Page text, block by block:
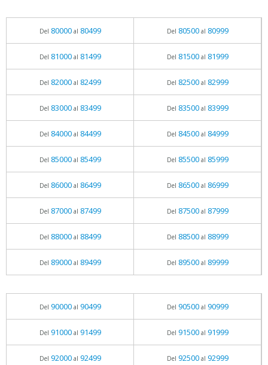
Del 80000al 80499 Del 80500al 80999
Del 81000al 81499 Del 81500al 81999
Del 82000al 82499 Del 82500al 82999
Del 83000al 83499 Del 83500al 83999
Del 84000al 84499 Del 84500al 84999
Del 85000al 85499 Del 85500al 85999
Del 86000al 86499 Del 86500al 86999
Del 87000al 87499 Del 87500al 87999
Del 88000al 88499 Del 88500al 88999
Del 89000al 89499 Del 89500al 89999
Del 90000al 90499 Del 90500al 90999
Del 91000al 91499 Del 91500al 91999
Del 92000al 92499 Del 92500al 92999